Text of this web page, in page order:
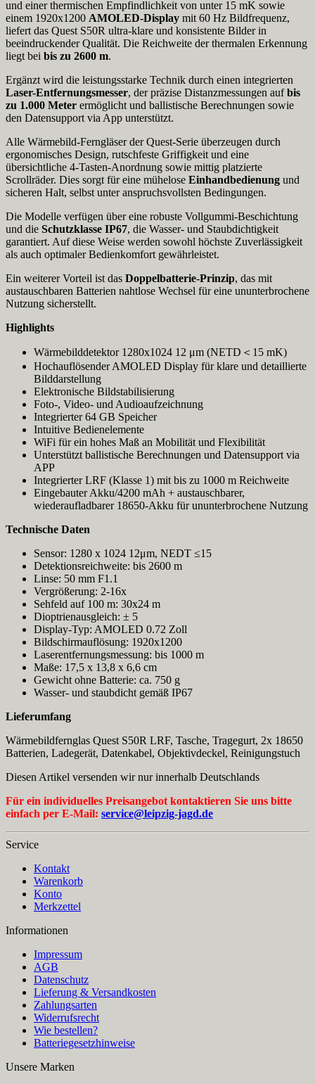
und einer thermischen Empfindlichkeit von unter 15 mK sowie
einem 1920x1200 AMOLED-Display mit 60 Hz Bildfrequenz,
liefert das Quest S50R ultra-klare und konsistente Bilder in
beeindruckender Qualität. Die Reichweite der thermalen Erkennung
liegt bei bis zu 2600 m.
Ergänzt wird die leistungsstarke Technik durch einen integrierten
Laser-Entfernungsmesser, der präzise Distanzmessungen aufbis
zu 1.000 Meter ermöglicht und ballistische Berechnungen sowie
den Datensupport via App unterstützt.
Alle Wärmebild-Ferngläser der Quest-Serie überzeugen durch
ergonomisches Design, rutschfeste Griffigkeit und eine
übersichtliche 4-Tasten-Anordnung sowie mittig platzierte
Scrollräder. Dies sorgt für eine mühelose Einhandbedienung und
sicheren Halt, selbst unter anspruchsvollsten Bedingungen.
Die Modelle verfügen über eine robuste Vollgummi-Beschichtung
und die Schutzklasse IP67, die Wasser- und Staubdichtigkeit
garantiert. Auf diese Weise werden sowohl höchste Zuverlässigkeit
als auch optimaler Bedienkomfort gewährleistet.
Ein weiterer Vorteil ist das Doppelbatterie-Prinzip, das mit
austauschbaren Batterien nahtlose Wechsel für eine ununterbrochene
Nutzung sicherstellt.
Highlights
Wärmebilddetektor 1280x1024 12 μm (NETD＜15 mK)
Hochauflösender AMOLED Display für klare und detaillierte
Bilddarstellung
Elektronische Bildstabilisierung
Foto-, Video- und Audioaufzeichnung
Integrierter 64 GB Speicher
Intuitive Bedienelemente
WiFi für ein hohes Maß an Mobilität und Flexibilität
Unterstützt ballistische Berechnungen und Datensupport via
APP
Integrierter LRF (Klasse 1) mit bis zu 1000 m Reichweite
Eingebauter Akku/4200 mAh + austauschbarer,
wiederaufladbarer 18650-Akku für ununterbrochene Nutzung
Technische Daten
Sensor: 1280 x 1024 12μm, NEDT ≤15
Detektionsreichweite: bis 2600 m
Linse: 50 mm F1.1
Vergrößerung: 2-16x
Sehfeld auf 100 m: 30x24 m
Dioptrienausgleich: ± 5
Display-Typ: AMOLED 0.72 Zoll
Bildschirmauflösung: 1920x1200
Laserentfernungsmessung: bis 1000 m
Maße: 17,5 x 13,8 x 6,6 cm
Gewicht ohne Batterie: ca. 750 g
Wasser- und staubdicht gemäß IP67
Lieferumfang
Wärmebildfernglas Quest S50R LRF, Tasche, Tragegurt, 2x 18650
Batterien, Ladegerät, Datenkabel, Objektivdeckel, Reinigungstuch
Diesen Artikel versenden wir nur innerhalb Deutschlands
Für ein individuelles Preisangebot kontaktieren Sie uns bitte
einfach per E-Mail: service@leipzig-jagd.de
Service
Kontakt
Warenkorb
Konto
Merkzettel
Informationen
Impressum
AGB
Datenschutz
Lieferung & Versandkosten
Zahlungsarten
Widerrufsrecht
Wie bestellen?
Batteriegesetzhinweise
Unsere Marken